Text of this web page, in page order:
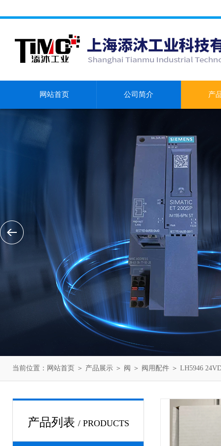
网站首页 公司简介 产
当前位置： 网站首页 ＞ 产品展示 ＞ 阀 ＞ 阀用配件 ＞ LH5946
产品列表 / PRODUCTS